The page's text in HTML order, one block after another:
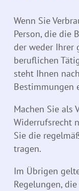
Wenn Sie
Person, die die
der weder Ihrer
beruflichen
steht Ihnen
Bestimmungen
Machen Sie als
Widerrufsrecht
Sie die
tragen.
Im Übrigen
Regelungen,